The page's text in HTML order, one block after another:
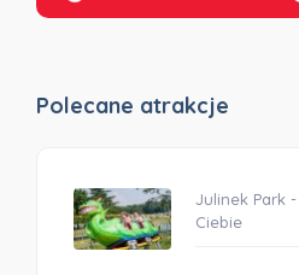
Polecane atrakcje
Julinek Park
Ciebie